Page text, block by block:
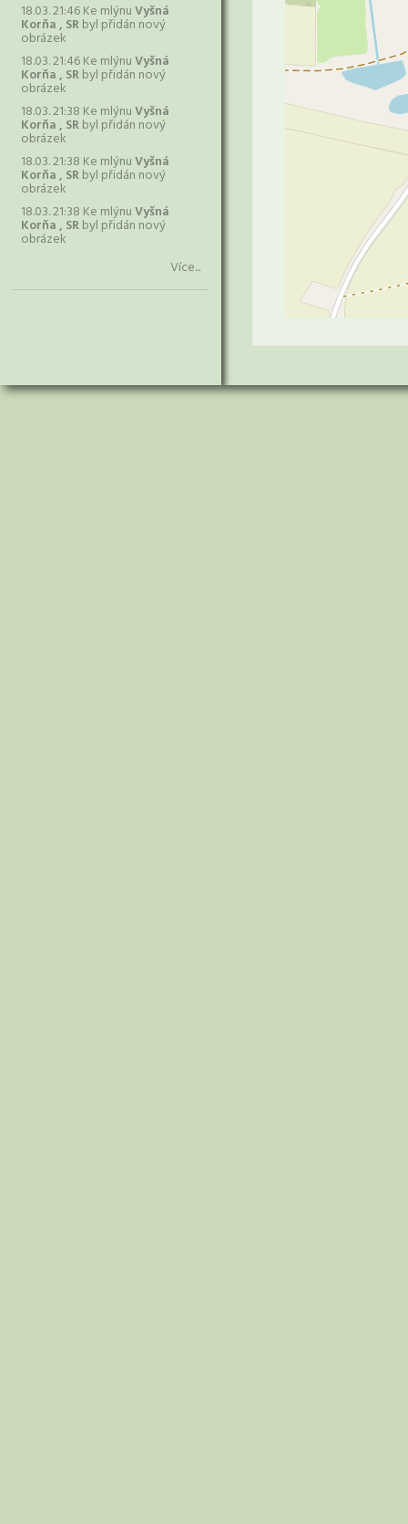
18.03. 21:46 Ke mlýnuVyšná
Korňa , SRbyl přidán nový
obrázek
18.03. 21:46 Ke mlýnuVyšná
Korňa , SRbyl přidán nový
obrázek
18.03. 21:38 Ke mlýnuVyšná
Korňa , SRbyl přidán nový
obrázek
18.03. 21:38 Ke mlýnuVyšná
Korňa , SRbyl přidán nový
obrázek
18.03. 21:38 Ke mlýnuVyšná
Korňa , SRbyl přidán nový
obrázek
Více...